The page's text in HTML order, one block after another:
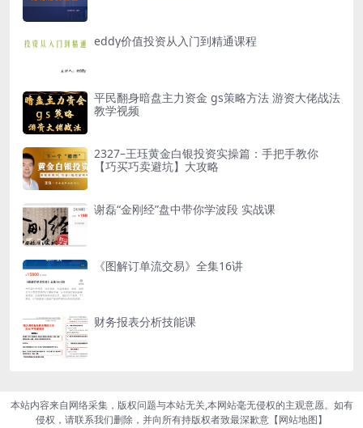
eddy价值投资从入门到精通课程
平民翻身暗盘主力资金 gs策略方法 游资大佬战法
教学视频
2327–王珏黄金白银投资实操篇：手把手教你
【巧买巧卖避坑】大攻略
谢磊“金刚经”盘中带你学波段 实战课
《图解订单流交易》全集16讲
财务报表分析技能课
本站内容来自网络采集，版权问题与本站无关,本网站毫无侵权的主观意愿。如有
侵权，请联系我们删除，并向所有持版权者致最深歉意【网站地图】